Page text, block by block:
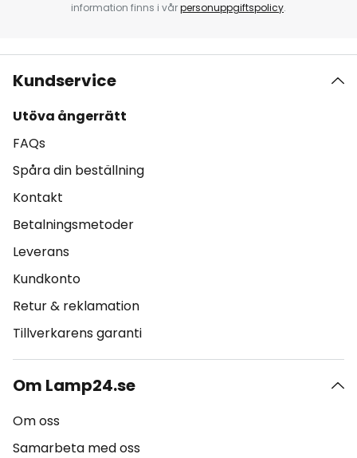
information finns i vårpersonuppgiftspolicy.
Kundservice
Utöva ångerrätt
FAQs
Spåra din beställning
Kontakt
Betalningsmetoder
Leverans
Kundkonto
Retur & reklamation
Tillverkarens garanti
Om Lamp24.se
Om oss
Samarbeta med oss